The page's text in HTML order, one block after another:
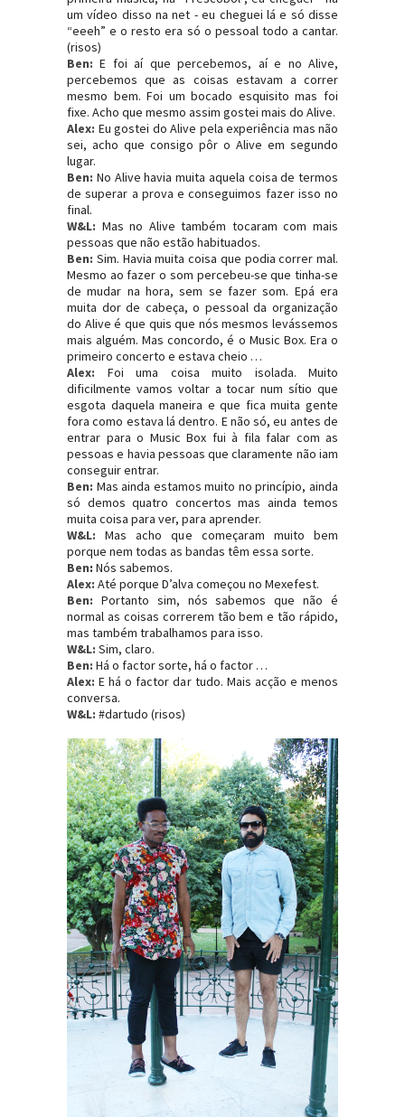
um vídeo disso na net - eu cheguei lá e só disse
“eeeh” e o resto era só o pessoal todo a cantar.
(risos)
Ben: E foi aí que percebemos, aí e no Alive,
percebemos que as coisas estavam a correr
mesmo bem. Foi um bocado esquisito mas foi
fixe. Acho que mesmo assim gostei mais do Alive.
Alex: Eu gostei do Alive pela experiência mas não
sei, acho que consigo pôr o Alive em segundo
lugar.
Ben: No Alive havia muita aquela coisa de termos
de superar a prova e conseguimos fazer isso no
final.
W&L: Mas no Alive também tocaram com mais
pessoas que não estão habituados.
Ben: Sim. Havia muita coisa que podia correr mal.
Mesmo ao fazer o som percebeu-se que tinha-se
de mudar na hora, sem se fazer som. Epá era
muita dor de cabeça, o pessoal da organização
do Alive é que quis que nós mesmos levássemos
mais alguém. Mas concordo, é o Music Box. Era o
primeiro concerto e estava cheio …
Alex: Foi uma coisa muito isolada. Muito
dificilmente vamos voltar a tocar num sítio que
esgota daquela maneira e que fica muita gente
fora como estava lá dentro. E não só, eu antes de
entrar para o Music Box fui à fila falar com as
pessoas e havia pessoas que claramente não iam
conseguir entrar.
Ben: Mas ainda estamos muito no princípio, ainda
só demos quatro concertos mas ainda temos
muita coisa para ver, para aprender.
W&L: Mas acho que começaram muito bem
porque nem todas as bandas têm essa sorte.
Ben: Nós sabemos.
Alex: Até porque D’alva começou no Mexefest.
Ben: Portanto sim, nós sabemos que não é
normal as coisas correrem tão bem e tão rápido,
mas também trabalhamos para isso.
W&L: Sim, claro.
Ben: Há o factor sorte, há o factor …
Alex: E há o factor dar tudo. Mais acção e menos
conversa.
W&L: #dartudo (risos)